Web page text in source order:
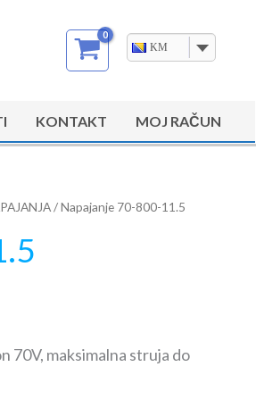
KM
KONTAKT MOJ RAČUN
/ Napajanje 70-800-11.5
70V, maksimalna struja do